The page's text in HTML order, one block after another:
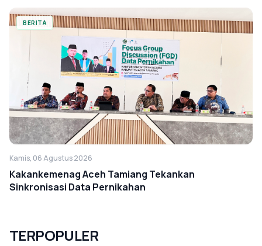
BERITA
Kamis, 06 Agustus 2026
Kakankemenag Aceh Tamiang Tekankan
Sinkronisasi Data Pernikahan
TERPOPULER